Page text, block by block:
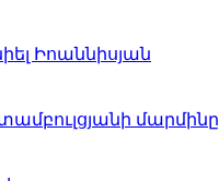
Իոաննիսյան
մարմինը